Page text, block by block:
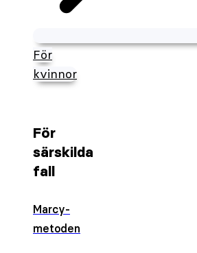
För
kvinnor
För
särskilda
fall
Marcy-
metoden